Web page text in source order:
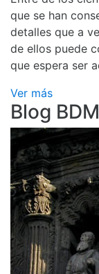
que se han
detalles que a
de ellos puede
que espera ser
Ver más
Blog